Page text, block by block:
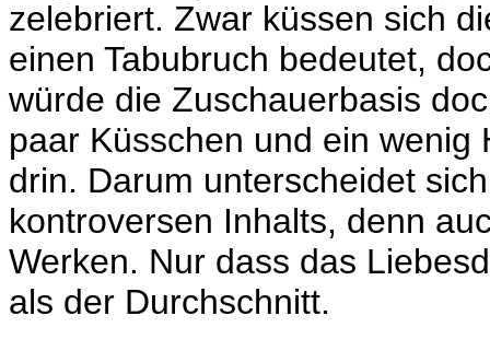
zelebriert. Zwar küssen sich
einen Tabubruch bedeutet,
würde die Zuschauerbasis
paar Küsschen und ein
drin. Darum unterscheidet
kontroversen Inhalts, denn
Werken. Nur dass das
als der Durchschnitt.